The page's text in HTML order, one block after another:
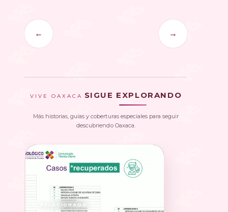
← →
VIVE OAXACA SIGUE EXPLORANDO
Más historias, guías y coberturas especiales para seguir
descubriendo Oaxaca.